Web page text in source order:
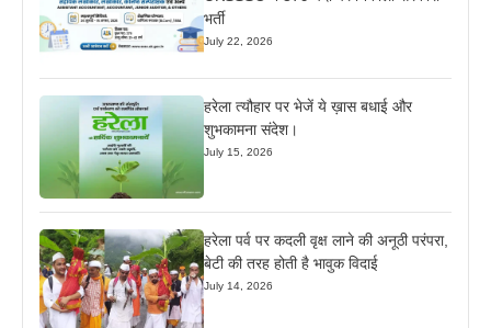
भर्ती
July 22, 2026
हरेला त्यौहार पर भेजें ये ख़ास बधाई और
शुभकामना संदेश।
July 15, 2026
हरेला पर्व पर कदली वृक्ष लाने की अनूठी परंपरा,
बेटी की तरह होती है भावुक विदाई
July 14, 2026